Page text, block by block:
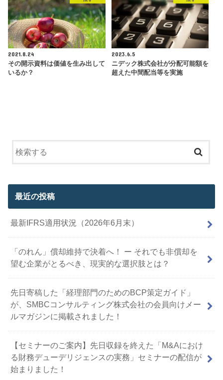
2021.8.24
その開示資料は価値を生み出して
いるか？
2023.6.5
ニデック株式会社が分配可能額を
超えた中間配当等を実施
最近の投稿
最新IFRS適用状況（2026年6月末）
「のれん」償却維持で決着へ！ ー それでも非償却を
望む企業がとるべき、現実的な選択肢とは？
先日寄稿した「経理部門のためのBCP策定ガイド」
が、SMBCコンサルティング株式会社の会員向けメー
ルマガジンに掲載されました！
【セミナーのご案内】先日収録を終えた「M&Aにおけ
る財務デューデリジェンスの実務」セミナーの配信が
始まりました！